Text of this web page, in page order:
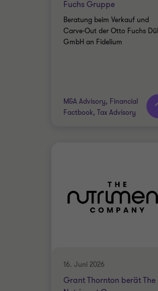
Fuchs Gruppe
Beratung beim Verkauf und
Carve-Out der Otto Fuchs
GmbH an Fidelium
M&A Advisory, Financial
Factbook, Tax Advisory
Senior Manager
Stefan Eggers
ENGINEERING
16. Juni 2026
Grant Thornton berät The